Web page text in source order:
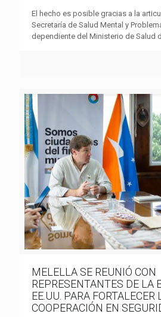
El hecho es posible gracias a la
Secretaría de Salud Mental y
dependiente del Ministerio de Salud
MELELLA SE REUNIÓ CON
REPRESENTANTES DE LA
EE.UU. PARA FORTALECER
COOPERACIÓN EN